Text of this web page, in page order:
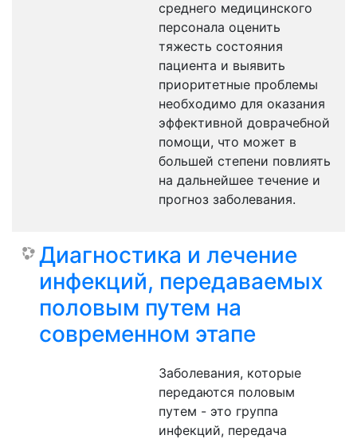
среднего медицинского
персонала оценить
тяжесть состояния
пациента и выявить
приоритетные проблемы
необходимо для оказания
эффективной доврачебной
помощи, что может в
большей степени повлиять
на дальнейшее течение и
прогноз заболевания.
Диагностика и лечение
инфекций, передаваемых
половым путем на
современном этапе
Заболевания, которые
передаются половым
путем - это группа
инфекций, передача